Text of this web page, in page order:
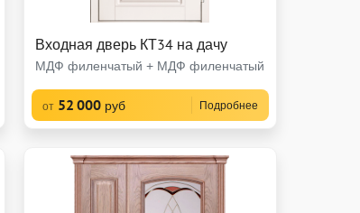
Входная дверь КТ34 на дачу
МДФ филенчатый + МДФ филенчатый
от 52 000 руб Подробнее